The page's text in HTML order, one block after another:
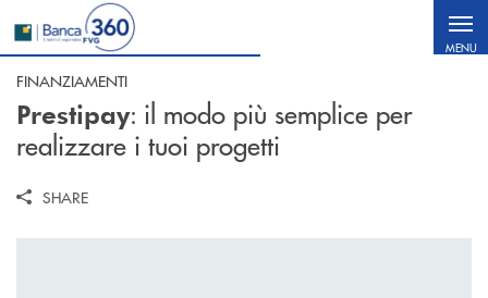
Salta al contenuto principale
MENU
FINANZIAMENTI
Prestipay: il modo più semplice per
realizzare i tuoi progetti
SHARE